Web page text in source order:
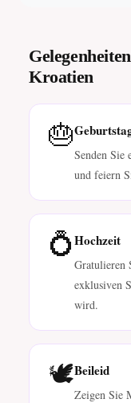
Kroatien
🎂
Senden Sie
und feiern
💍Hochzeit
Gratulieren
exklusiven
wird.
🕊️Beileid
Zeigen Sie